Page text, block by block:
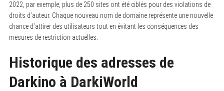
2022, par exemple, plus de 250 sites ont été ciblés pour des violations de
droits d’auteur. Chaque nouveau nom de domaine représente une nouvelle
chance d’attirer des utilisateurs tout en évitant les conséquences des
mesures de restriction actuelles.
Historique des adresses de
Darkino à DarkiWorld